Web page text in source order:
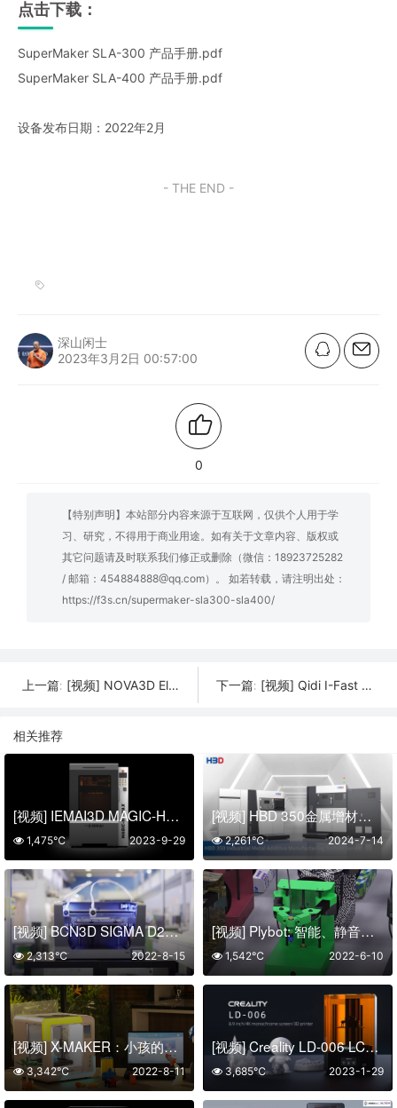
点击下载：
SuperMaker SLA-300 产品手册.pdf
SuperMaker SLA-400 产品手册.pdf
设备发布日期：2022年2月
- THE END -
深山闲士
2023年3月2日 00:57:00
0
【特别声明】本站部分内容来源于互联网，仅供个人用于学
习、研究，不得用于商业用途。如有关于文章内容、版权或
其它问题请及时联系我们修正或删除（微信：18923725282
/ 邮箱：454884888@qq.com）。 如若转载，请注明出处：
https://f3s.cn/supermaker-sla300-sla400/
上一篇: [视频] NOVA3D Elfin3 Mini 光固化3D打印机 入门级最佳选择 下一篇: [视频] Qidi I-Fast FDM 3D打印机 解决复杂打印的先行者
相关推荐
[视频] IEMAI3D MAGIC-HT-MAX专为PEEK、PEKK、PEI、PPSU设计的大幅面高温3D打印机
2023-9-29
1,475℃
[视频] HBD 350金属增材系统 提升您的制造水平
2024-7-14
2,261℃
[视频] BCN3D SIGMA D25 独立的双挤出机 (IDEX) 系统
2022-8-15
2,313℃
[视频] Plybot: 智能、静音、易于使用的带臂 3D 打印机
2022-6-10
1,542℃
[视频] X-MAKER：小孩的大玩具 大人的小工具
2022-8-11
3,342℃
[视频] Creality LD-006 LCD光固化3D打印机 更大的打印尺寸
2023-1-29
3,685℃